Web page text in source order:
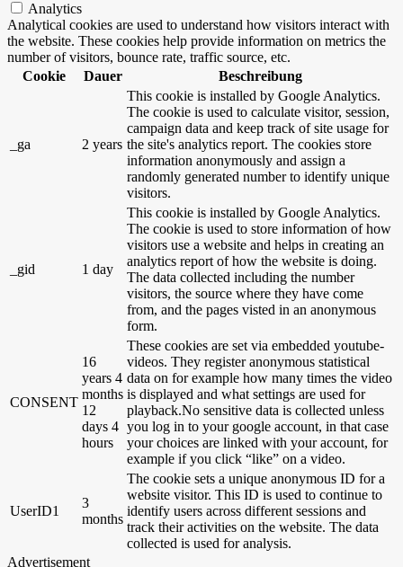
Analytics
Analytical cookies are used to understand how visitors interact with
the website. These cookies help provide information on metrics the
number of visitors, bounce rate, traffic source, etc.
Cookie
Dauer Beschreibung
_ga 2 years
This cookie is installed by Google Analytics.
The cookie is used to calculate visitor, session,
campaign data and keep track of site usage for
the site's analytics report. The cookies store
information anonymously and assign a
randomly generated number to identify unique
visitors.
_gid 1 day
This cookie is installed by Google Analytics.
The cookie is used to store information of how
visitors use a website and helps in creating an
analytics report of how the website is doing.
The data collected including the number
visitors, the source where they have come
from, and the pages visted in an anonymous
form.
CONSENT
16
years 4
months
12
days 4
hours
These cookies are set via embedded youtube-
videos. They register anonymous statistical
data on for example how many times the video
is displayed and what settings are used for
playback.No sensitive data is collected unless
you log in to your google account, in that case
your choices are linked with your account, for
example if you click “like” on a video.
UserID1
3
months
The cookie sets a unique anonymous ID for a
website visitor. This ID is used to continue to
identify users across different sessions and
track their activities on the website. The data
collected is used for analysis.
Advertisement